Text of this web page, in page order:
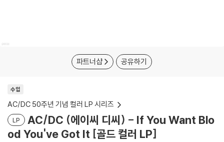
파트너샵 공유하기
수입
AC/DC 50주년 기념 컬러 LP 시리즈
LP
AC/DC (에이씨 디씨) - If You Want Blo
od You've Got It [골드 컬러 LP]